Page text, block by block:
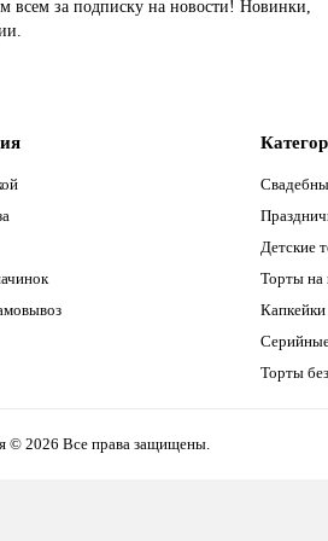
всем за подписку на новости! Новинки,
Детские
Торты на
Капкейки
Торты
© 2026 Все права защищены.